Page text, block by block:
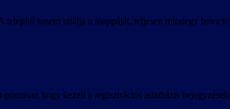
sosem találja a mappáját, teljesen mindegy hova
hogy kezeli a regisztrációs adatbázis